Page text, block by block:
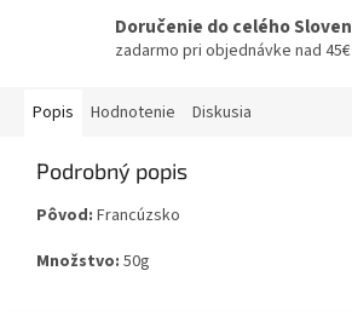
Doručenie do celého
zadarmo pri objednávke nad 45€
Popis Hodnotenie Diskusia
Podrobný popis
Pôvod: Francúzsko
Množstvo: 50g